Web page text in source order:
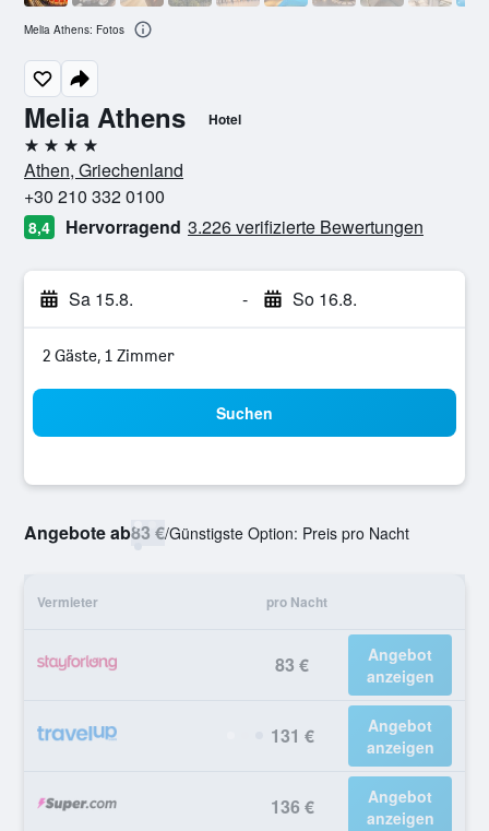
Melia Athens Hotel
4 Sterne
Athen, Griechenland
+30 210 332 0100
8,4 Hervorragend 3.226 verifizierte Bewertungen
Sa 15.8. - So 16.8.
2 Gäste, 1 Zimmer
Suchen
Angebote ab83 €/Günstigste Option: Preis pro Nacht
Vermieter pro Nacht
83 €
Angebot
anzeigen
131 €
Angebot
anzeigen
136 €
Angebot
anzeigen
Melia Athens: Fotos